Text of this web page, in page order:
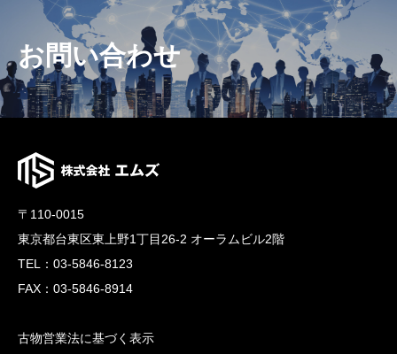
お問い合わせ
〒110-0015
東京都台東区東上野1丁目26-2 オーラムビル2階
TEL：03-5846-8123
FAX：03-5846-8914
古物営業法に基づく表示